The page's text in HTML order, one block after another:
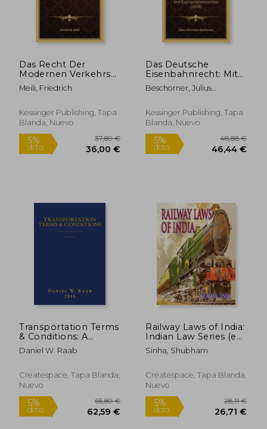
Das Recht Der
Modernen Verkehrs
Und
Transportanstalten
Meili, Friedrich
Kessinger Publishing, Tapa
Blanda, Nuevo
Das Deutsche
Eisenbahnrecht: Mit
Besonderer
Berucksichtigung Des
Expropriationsrechtes
(1858) (en Alemán)
Beschorner, Julius
Kessinger Publishing, Tapa
Blanda, Nuevo
5%
dcto.
Transportation Terms
& Conditions: A
Reference Dictionary
with Forms 3rd
Daniel W. Raab
Createspace, Tapa Blanda,
Nuevo
Railway Laws of India:
Indian Law Series (en
Inglés)
Sinha, Shubham
Createspace, Tapa Blanda,
Nuevo